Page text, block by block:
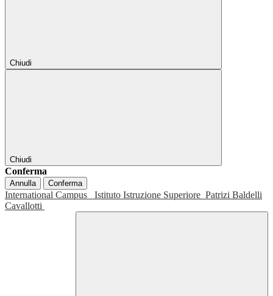
Chiudi
Chiudi
Conferma
Annulla Conferma
International Campus Istituto Istruzione Superiore Patrizi Baldelli
Cavallotti